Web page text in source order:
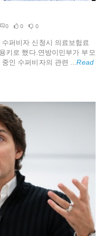
0 0 0
퍼비자 신청시 의료보험료
키로 했다.연방이민부가 부모
인 수퍼비자의 관련 ...Read